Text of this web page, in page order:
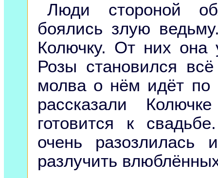
Люди стороной
боялись злую
Колючку. От них она
Розы становился
молва о нём идёт по
рассказали
готовится к
очень
разлучить